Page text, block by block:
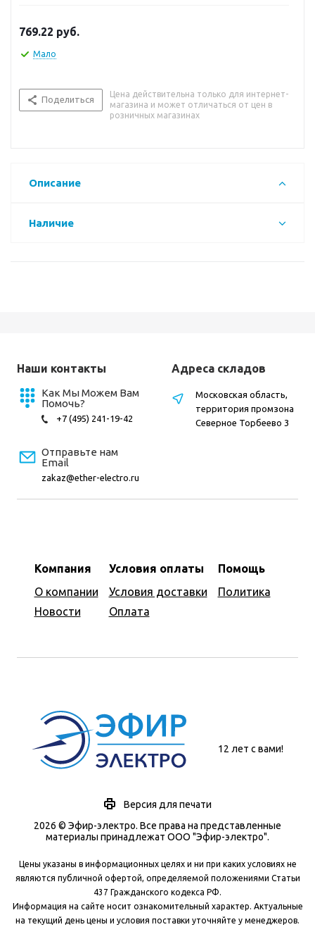
769.22 руб.
Мало
Поделиться
Цена действительна только для интернет-
магазина и может отличаться от цен в
розничных магазинах
Описание
Наличие
Наши контакты
Как Мы Можем Вам
Помочь?
+7 (495) 241-19-42
Отправьте нам
Email
zakaz@ether-electro.ru
Компания
О компании
Новости
Условия оплаты
Условия доставки
Оплата
Помощь
Политика
Адреса складов
Московская область,
территория промзона
Северное Торбеево 3
12 лет с вами!
Версия для печати
2026 © Эфир-электро. Все права на представленные
материалы принадлежат ООО "Эфир-электро".
Цены указаны в информационных целях и ни при каких условиях не
являются публичной офертой, определяемой положениями Статьи
437 Гражданского кодекса РФ.
Информация на сайте носит ознакомительный характер. Актуальные
на текущий день цены и условия поставки уточняйте у менеджеров.